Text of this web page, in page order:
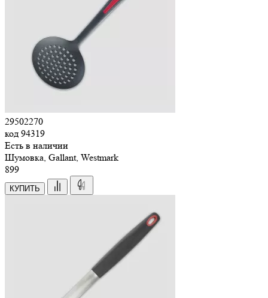
29502270
код 94319
Есть в наличии
Шумовка, Gallant, Westmark
899
КУПИТЬ